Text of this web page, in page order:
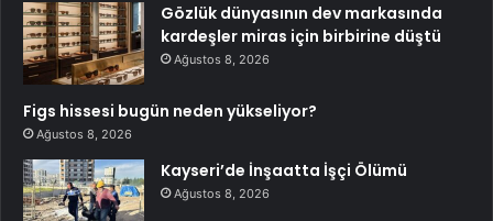
Gözlük dünyasının dev markasında
kardeşler miras için birbirine düştü
Ağustos 8, 2026
Figs hissesi bugün neden yükseliyor?
Ağustos 8, 2026
Kayseri’de İnşaatta İşçi Ölümü
Ağustos 8, 2026